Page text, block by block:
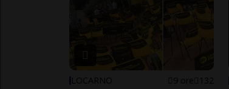
LOCARNO 9 ore 132